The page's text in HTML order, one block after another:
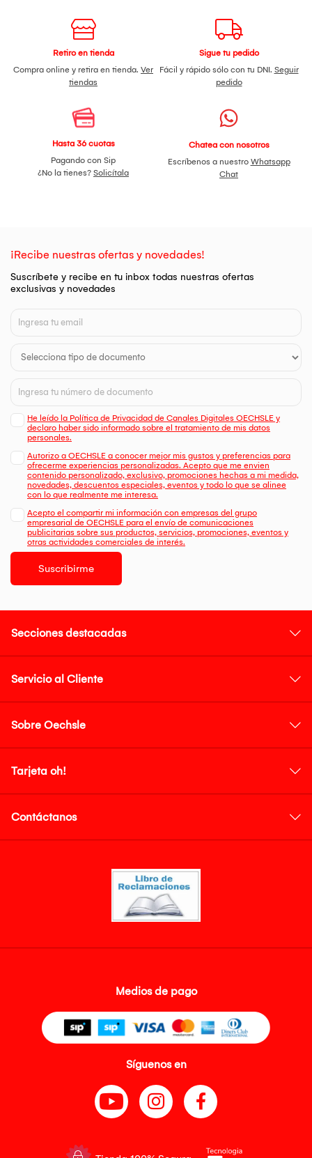
Retiro en tienda
Compra online y retira en tienda. Ver
tiendas
Sigue tu pedido
Fácil y rápido sólo con tu DNI. Seguir
pedido
Hasta 36 cuotas
Pagando con Sip
¿No la tienes? Solicítala
Chatea con nosotros
Escríbenos a nuestro Whatsapp
Chat
¡Recibe nuestras ofertas y novedades!
Suscríbete y recibe en tu inbox todas nuestras ofertas
exclusivas y novedades
He leído la Política de Privacidad de Canales Digitales OECHSLE y
declaro haber sido informado sobre el tratamiento de mis datos
personales.
Autorizo a OECHSLE a conocer mejor mis gustos y preferencias para
ofrecerme experiencias personalizadas. Acepto que me envien
contenido personalizado, exclusivo, promociones hechas a mi medida,
novedades, descuentos especiales, eventos y todo lo que se alinee
con lo que realmente me interesa.
Acepto el compartir mi información con empresas del grupo
empresarial de OECHSLE para el envío de comunicaciones
publicitarias sobre sus productos, servicios, promociones, eventos y
otras actividades comerciales de interés.
Suscribirme
Secciones destacadas
Servicio al Cliente
Sobre Oechsle
Tarjeta oh!
Contáctanos
Medios de pago
Síguenos en